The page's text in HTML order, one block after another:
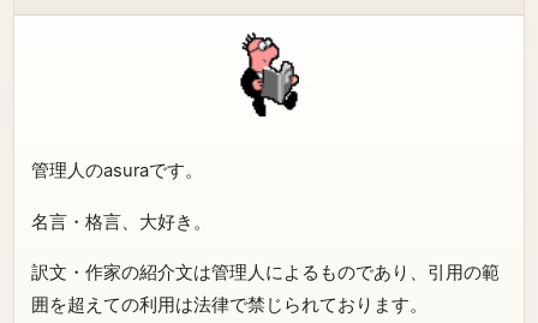
管理人のasuraです。
名言・格言、大好き。
訳文・作家の紹介文は管理人によるものであり、引用の範
囲を超えての利用は法律で禁じられております。